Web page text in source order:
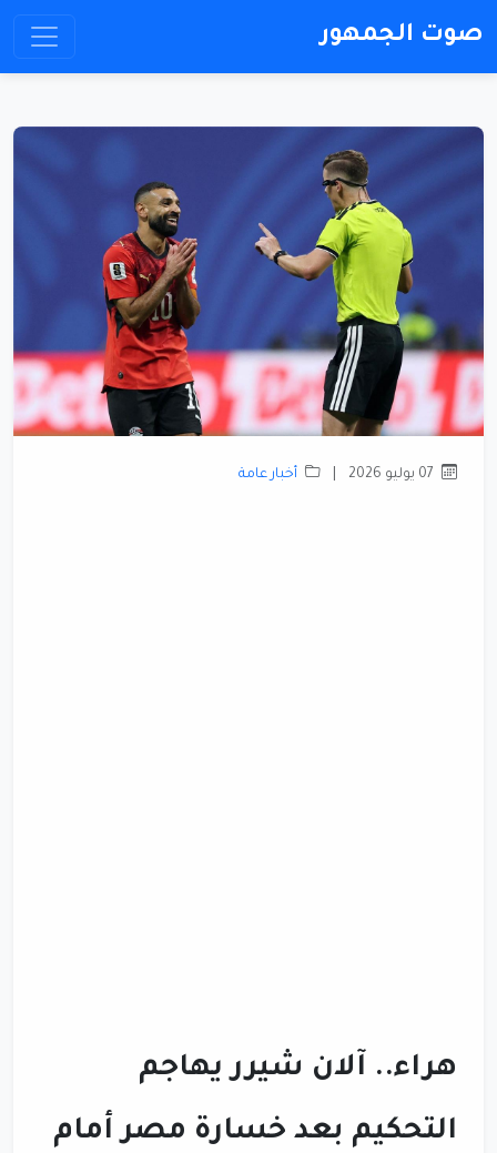
صوت الجمهور
أخبار عامة
هراء.. آلان شيرر يهاجم
التحكيم بعد خسارة مصر أمام